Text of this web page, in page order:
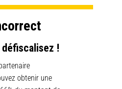
!
obtenir une